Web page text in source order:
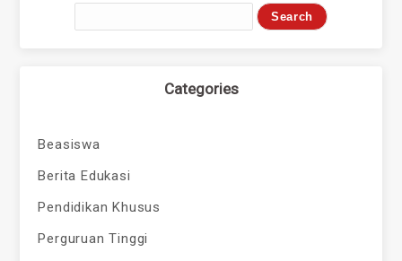
Categories
Beasiswa
Berita Edukasi
Pendidikan Khusus
Perguruan Tinggi